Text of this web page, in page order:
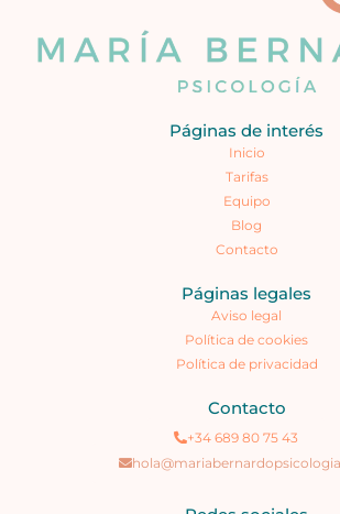
Páginas de interés
Inicio
Tarifas
Equipo
Blog
Contacto
Páginas legales
Aviso legal
Política de cookies
Política de privacidad
Contacto
+34 689 80 75 43